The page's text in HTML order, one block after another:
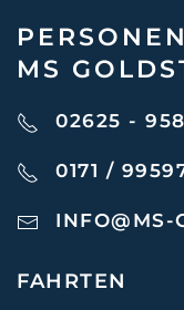
MS
02625 -
0171 /
INFO@MS-
FAHRTEN